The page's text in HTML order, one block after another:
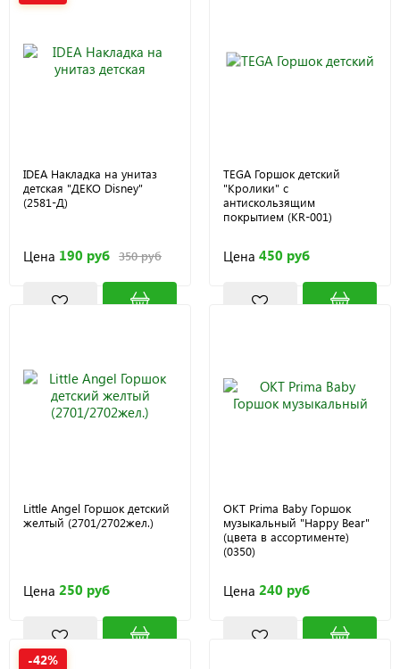
IDEA Накладка на унитаз
детская "ДЕКО Disney"
(2581-Д)
Цена 190 руб 350 руб
TEGA Горшок детский
"Кролики" с
антискользящим
покрытием (KR-001)
Цена 450 руб
Little Angel Горшок детский
желтый (2701/2702жел.)
Цена 250 руб
OKT Prima Baby Горшок
музыкальный "Happy Bear"
(цвета в ассортименте)
(0350)
Цена 240 руб
-42%